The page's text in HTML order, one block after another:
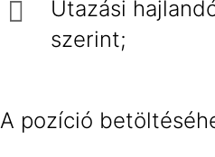
Utazási
szerint;
A pozíció